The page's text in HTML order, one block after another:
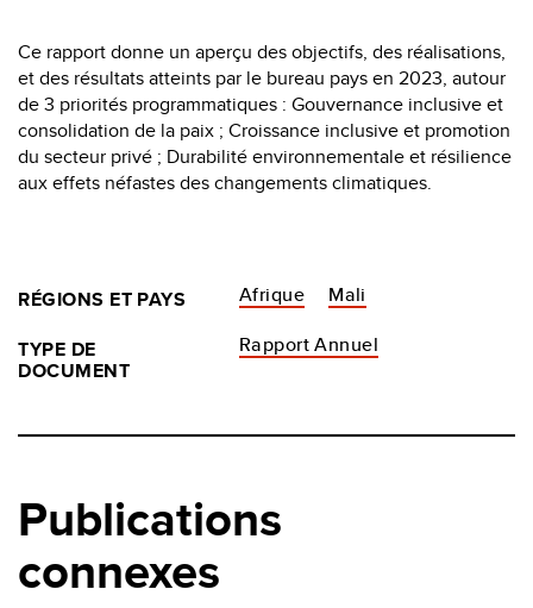
Ce rapport donne un aperçu des objectifs, des réalisations,
et des résultats atteints par le bureau pays en 2023, autour
de 3 priorités programmatiques : Gouvernance inclusive et
consolidation de la paix ; Croissance inclusive et promotion
du secteur privé ; Durabilité environnementale et résilience
aux effets néfastes des changements climatiques.
RÉGIONS ET PAYS Afrique
Mali
TYPE DE
DOCUMENT
Rapport Annuel
Publications
connexes